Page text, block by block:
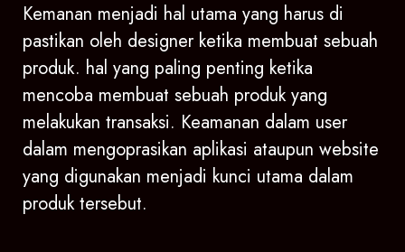
Kemanan menjadi hal utama yang harus di
pastikan oleh designer ketika membuat sebuah
produk. hal yang paling penting ketika
mencoba membuat sebuah produk yang
melakukan transaksi. Keamanan dalam user
dalam mengoprasikan aplikasi ataupun website
yang digunakan menjadi kunci utama dalam
produk tersebut.